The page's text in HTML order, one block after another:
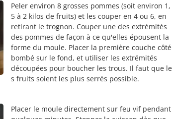
Peler environ 8 grosses pommes (soit environ 1,
5 à 2 kilos de fruits) et les couper en 4 ou 6, en
retirant le trognon. Couper une des extrémités
des pommes de façon à ce qu'elles épousent la
forme du moule. Placer la première couche côté
bombé sur le fond, et utiliser les extrémités
découpées pour boucher les trous. Il faut que le
s fruits soient les plus serrés possible.
Placer le moule directement sur feu vif pendant